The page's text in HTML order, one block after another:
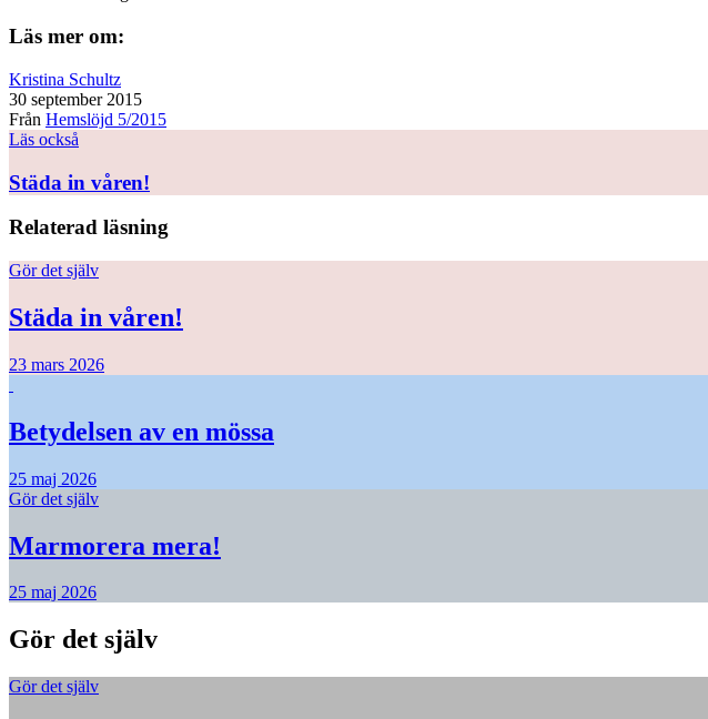
Läs mer om:
Kristina Schultz
30 september 2015
Från Hemslöjd 5/2015
Läs också
Städa in våren!
Relaterad läsning
Gör det själv
Städa in våren!
23 mars 2026
Betydelsen av en mössa
25 maj 2026
Gör det själv
Marmorera mera!
25 maj 2026
Gör det själv
Gör det själv